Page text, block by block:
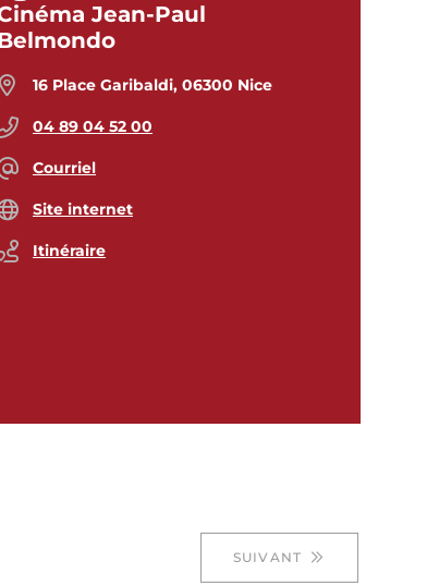
Jean-Paul
16 Place Garibaldi, 06300 Nice
04 89 04 52 00
Courriel
Site internet
Itinéraire
SUIVANT